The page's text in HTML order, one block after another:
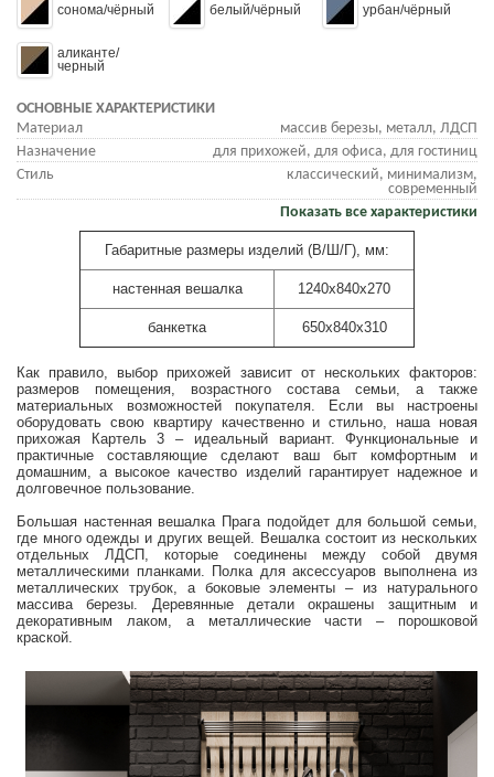
сонома/чёрный белый/чёрный урбан/чёрный
аликанте/
черный
ОСНОВНЫЕ ХАРАКТЕРИСТИКИ
Материал
массив березы, металл, ЛДСП
Назначение
для прихожей, для офиса, для гостиниц
Стиль
классический, минимализм,
современный
Показать все характеристики
Габаритные размеры изделий (В/Ш/Г), мм:
настенная вешалка 1240x840x270
банкетка 650x840x310
Как правило, выбор прихожей зависит от нескольких факторов:
размеров помещения, возрастного состава семьи, а также
материальных возможностей покупателя. Если вы настроены
оборудовать свою квартиру качественно и стильно, наша новая
прихожая Картель 3 – идеальный вариант. Функциональные и
практичные составляющие сделают ваш быт комфортным и
домашним, а высокое качество изделий гарантирует надежное и
долговечное пользование.
Большая настенная вешалка Прага подойдет для большой семьи,
где много одежды и других вещей. Вешалка состоит из нескольких
отдельных ЛДСП, которые соединены между собой двумя
металлическими планками. Полка для аксессуаров выполнена из
металлических трубок, а боковые элементы – из натурального
массива березы. Деревянные детали окрашены защитным и
декоративным лаком, а металлические части – порошковой
краской.